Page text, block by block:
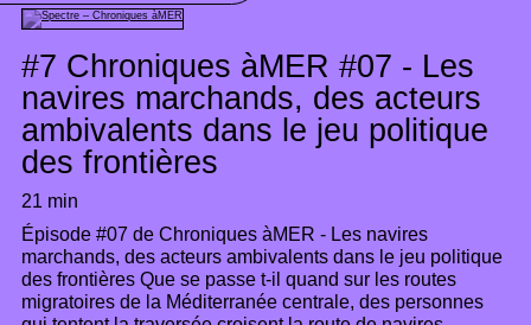
#7 Chroniques àMER #07 - Les
navires marchands, des acteurs
ambivalents dans le jeu politique
des frontières
21 min
Épisode #07 de Chroniques àMER - Les navires
marchands, des acteurs ambivalents dans le jeu politique
des frontières Que se passe t-il quand sur les routes
migratoires de la Méditerranée centrale, des personnes